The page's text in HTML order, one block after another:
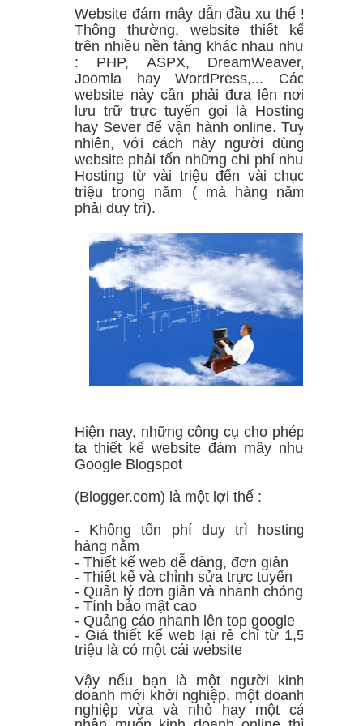
dựng như thế này (nghiên cứu ban
đầu)
Người đàn ông giàu nhất thế giới
Lịch sử tài sản của Elon Musk
Danh sách người giàu mới nhất của
Forbes - 10 người giàu nhất thế giới
Cách sử dụng EasyShare trong 5
bước đơn giản
Người dùng sẽ phải trả 8 USD/tháng
để có tick xanh trên Twitter
Chuyển đổi số quốc gia, phát triển
5 cách giúp bạn thiết kế thiệp cưới
online nhanh chóng và đẹp mắt
Hướng dẫn sửa lỗi Zoom báo sai
mật khẩu đơn giản
Cách tải Windows 11, download ISO
Win 11 mới nhất
Danh sách phím tắt Windows 11 mới
nhất
5 cách sửa lỗi màn hình máy tính
Website đám mây dẫn đầu xu thế !
Thông thường, website thiết kế
trên nhiều nền tảng khác nhau như
: PHP, ASPX, DreamWeaver,
Joomla hay WordPress,... Các
website này cần phải đưa lên nơi
lưu trữ trực tuyến gọi là Hosting
hay Sever để vận hành online. Tuy
nhiên, với cách này người dùng
website phải tốn những chi phí như
Hosting từ vài triệu đến vài chục
triệu trong năm ( mà hàng năm
phải duy trì).
Hiện nay, những công cụ cho phép
ta thiết kế website đám mây như
Google Blogspot
(Blogger.com) là một lợi thế :
- Không tốn phí duy trì hosting
hàng nằm
- Thiết kế web dễ dàng, đơn giản
- Thiết kế và chỉnh sửa trực tuyến
- Quản lý đơn giản và nhanh chóng
- Tính bảo mật cao
- Quảng cáo nhanh lên top google
- Giá thiết kế web lại rẻ chỉ từ 1,5
triệu là có một cái website
Vậy nếu bạn là một người kinh
doanh mới khởi nghiệp, một doanh
nghiệp vừa và nhỏ hay một cá